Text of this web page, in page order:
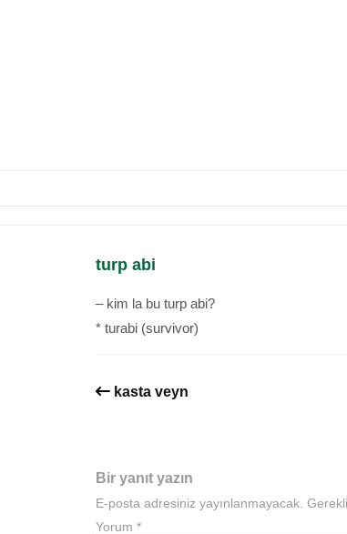
turp abi
– kim la bu turp abi?
* turabi (survivor)
kasta veyn
Bir yanıt yazın
E-posta adresiniz yayınlanmayacak.
Yorum *